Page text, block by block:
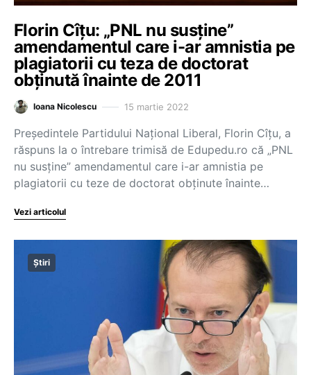
Florin Cîțu: „PNL nu susține”
amendamentul care i-ar amnistia pe
plagiatorii cu teza de doctorat
obținută înainte de 2011
Ioana Nicolescu 15 martie 2022
Președintele Partidului Național Liberal, Florin Cîțu, a
răspuns la o întrebare trimisă de Edupedu.ro că „PNL
nu susține” amendamentul care i-ar amnistia pe
plagiatorii cu teze de doctorat obținute înainte…
Vezi articolul
Știri